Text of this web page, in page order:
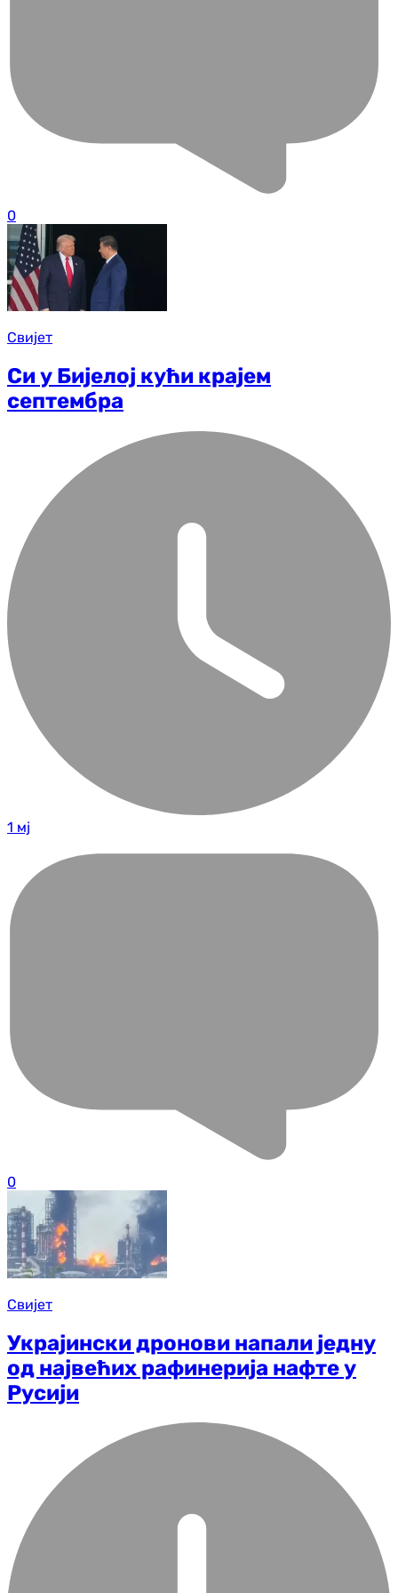
0
Свијет
Си у Бијелој кући крајем
септембра
1 мј
0
Свијет
Украјински дронови напали једну
од највећих рафинерија нафте у
Русији